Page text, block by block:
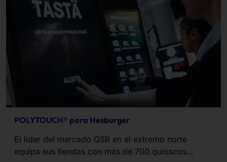
POLYTOUCH® para Hesburger
El líder del mercado QSR en el extremo norte
equipa sus tiendas con más de 700 quioscos